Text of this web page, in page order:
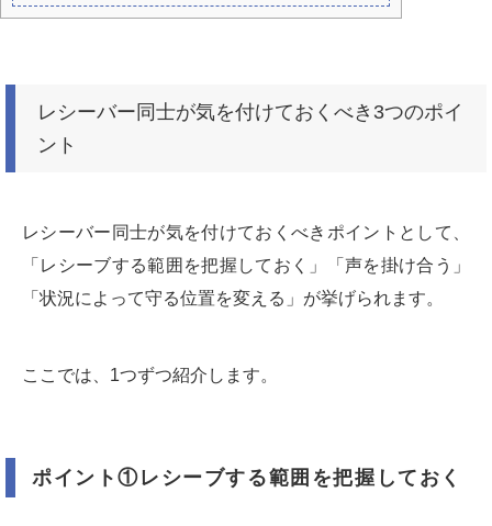
レシーバー同士が気を付けておくべき3つのポイ
ント
レシーバー同士が気を付けておくべきポイントとして、
「レシーブする範囲を把握しておく」「声を掛け合う」
「状況によって守る位置を変える」が挙げられます。
ここでは、1つずつ紹介します。
ポイント①レシーブする範囲を把握しておく